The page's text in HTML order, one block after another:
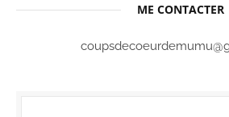
ME CONTACTER